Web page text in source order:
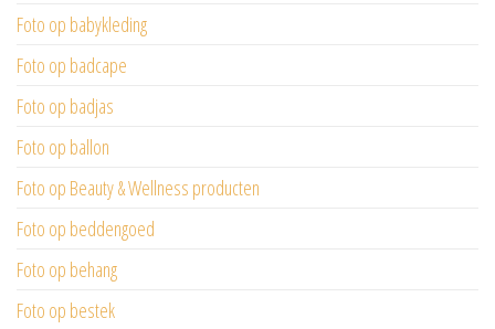
Foto op babykleding
Foto op badcape
Foto op badjas
Foto op ballon
Foto op Beauty & Wellness producten
Foto op beddengoed
Foto op behang
Foto op bestek